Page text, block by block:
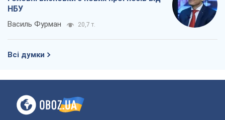
НБУ
Василь Фурман 20,7 т.
Всі думки